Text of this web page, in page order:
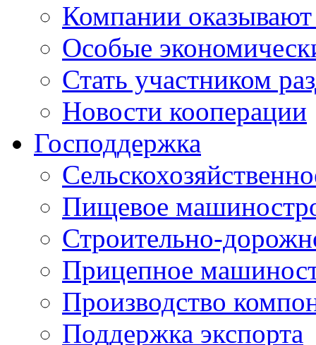
Компании оказывают
Особые
Стать участником
Новости кооперации
Господдержка
Пищевое
Строительно-
Прицепное
Производство
Поддержка экспорта